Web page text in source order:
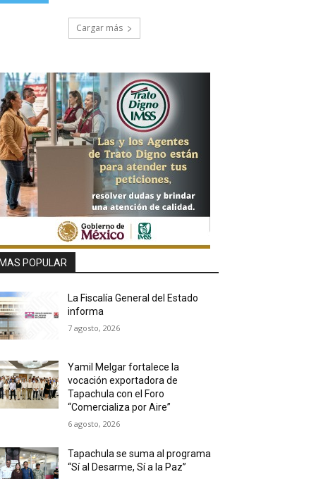
Cargar más
MAS POPULAR
La Fiscalía General del Estado
informa
7 agosto, 2026
Yamil Melgar fortalece la
vocación exportadora de
Tapachula con el Foro
“Comercializa por Aire”
6 agosto, 2026
Tapachula se suma al programa
“Sí al Desarme, Sí a la Paz”